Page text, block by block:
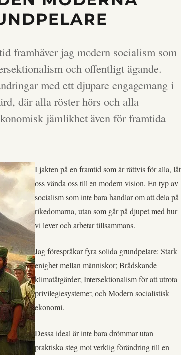
framhäver jag modern socialism som
och offentligt ägande.
med ett djupare engagemang i
där alla röster hörs och alla
jämlikhet även för framtida
I jakten på en framtid som är rättvis för alla, låt
oss vända oss till en modern vision. En typ av
socialism som inte bara handlar om att dela på
rikedomarna, utan som går på djupet med hur
vi lever och arbetar tillsammans.
Jag förespråkar fyra solida grundpelare: Stark
enighet mellan människor; Brådskande
klimatåtgärder; Intersektionalism för att utrota
privilegiesystemet; och Modern socialistisk
ekonomi.
Dessa ideal är inte bara drömmar utan
praktiska steg mot verklig förändring till en